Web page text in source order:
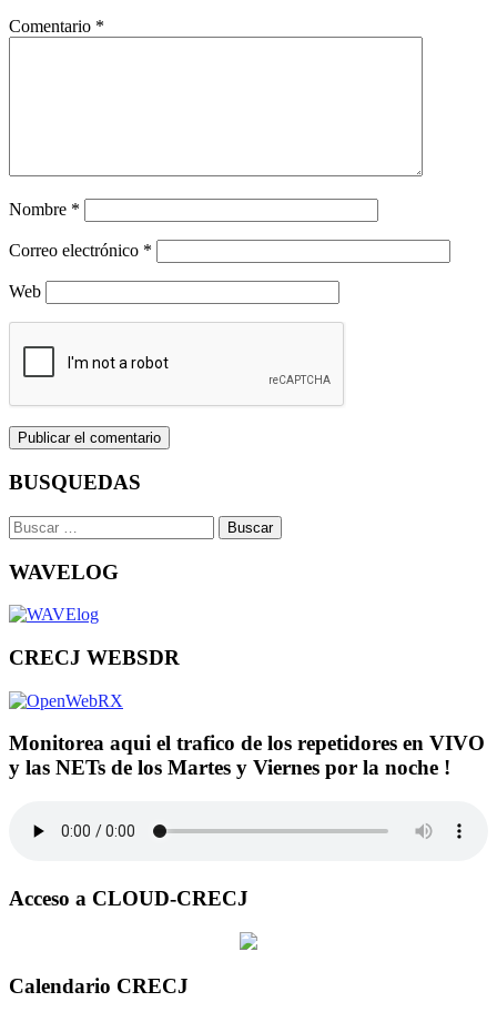
Comentario *
Nombre *
Correo electrónico *
Web
BUSQUEDAS
Buscar:
WAVELOG
CRECJ WEBSDR
Monitorea aqui el trafico de los repetidores en VIVO
y las NETs de los Martes y Viernes por la noche !
Acceso a CLOUD-CRECJ
Calendario CRECJ